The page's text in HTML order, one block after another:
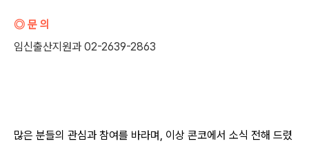
◎ 문 의
임신출산지원과 02-2639-2863
많은 분들의 관심과 참여를 바라며, 이상 콘코에서 소식 전해 드렸